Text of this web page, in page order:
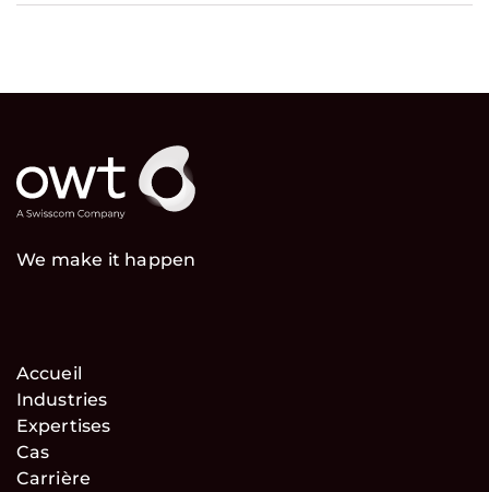
We make it happen
Accueil
Industries
Expertises
Cas
Carrière